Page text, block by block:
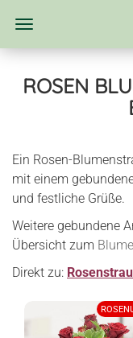
ROSEN
Ein Rosen-
mit einem
und festliche Grüße.
Weitere gebundene
Übersicht zum
Direkt zu: